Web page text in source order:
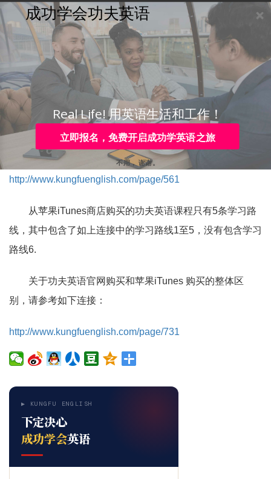
购买
注册
Toggle
navigation
咨询热线：
4006-979-088 或 0755-88820630
6条学习路线是怎么样的？
从功夫英语官网购买的课程会享受6条学习路线，其中
的内容在如下连接中有清晰的说明：
http://www.kungfuenglish.com/page/561
从苹果iTunes商店购买的功夫英语课程只有5条学习路
线，其中包含了如上连接中的学习路线1至5，没有包含学习
路线6.
关于功夫英语官网购买和苹果iTunes 购买的整体区
别，请参考如下连接：
http://www.kungfuenglish.com/page/731
▶ KUNGFU ENGLISH
下定决心
成功学会英语
立即报名，免费开启成功学英语之旅
成功学会功夫英语
Real Life! 用英语生活和工作！
不用， 谢谢。